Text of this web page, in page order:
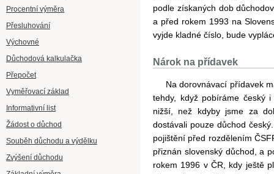
Procentní výměra
Přesluhování
Výchovné
Důchodová kalkulačka
Přepočet
Vyměřovací základ
Informativní list
Žádost o důchod
Souběh důchodu a výdělku
Zvýšení důchodu
podle získaných dob
a před rokem 1993 na
vyjde kladné číslo, bude
Nárok na přídavek
Na dorovnávací přídavek
tehdy, když pobíráme český
nižší, než kdyby jsme za
dostávali pouze důchod
pojištění před rozdělením
přiznán slovenský důchod, a
rokem 1996 v ČR, kdy ještě